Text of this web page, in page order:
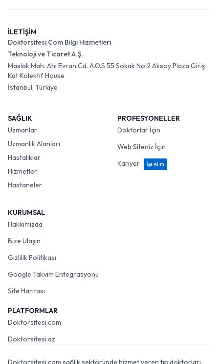
İLETİŞİM
Doktorsitesi Com Bilgi Hizmetleri
Teknoloji ve Ticaret A.Ş.
Maslak Mah. Ahi Evran Cd. A.O.S 55 Sokak No:2 Aksoy Plaza Giriş
Kat Kolektif House
İstanbul, Türkiye
SAĞLIK
Uzmanlar
Uzmanlık Alanları
Hastalıklar
Hizmetler
Hastaneler
PROFESYONELLER
Doktorlar İçin
Web Siteniz İçin
Kariyer
İşe Alım
KURUMSAL
Hakkımızda
Bize Ulaşın
Gizlilik Politikası
Google Takvim Entegrasyonu
Site Haritası
PLATFORMLAR
Doktorsitesi.com
Doktorsitesi.az
Doktorsitesi.com sağlık sektöründe hizmet veren tıp doktorları,